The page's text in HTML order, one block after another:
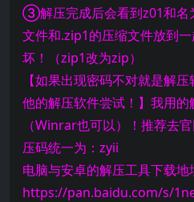
③解压完成后会看到z01和名
文件和.zip1的压缩文件放到
坏！（zip1改为zip）
【如果出现密码不对就是解
他的解压软件尝试！】我用
（Winrar也可以）！推荐去
压码统一为：zyii
电脑与安卓的解压工具下载地
https://pan.baidu.com/s/